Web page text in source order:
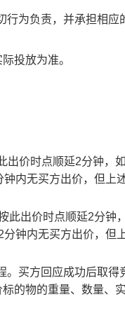
为负责，并承担相应
投放为准。
出价时点顺延2分钟，
内无买方出价，但上
此出价时点顺延2分钟
钟内无买方出价，但
买方回应成功后取得
的物的重量、数量、